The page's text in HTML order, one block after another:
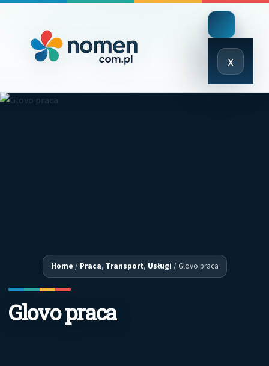
x
Close
Menu
Home / Praca, Transport, Usługi / Glovo praca
Glovo praca